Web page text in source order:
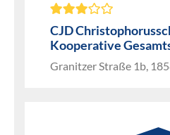
CJD
Kooperative
Granitzer Straße 1b,